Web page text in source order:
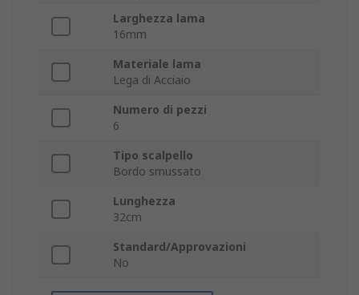
Larghezza lama
16mm
Materiale lama
Lega di Acciaio
Numero di pezzi
6
Tipo scalpello
Bordo smussato
Lunghezza
32cm
Standard/Approvazioni
No